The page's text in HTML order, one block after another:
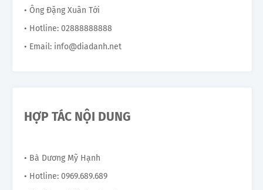
• Ông Đặng Xuân Tới
• Hotline: 02888888888
• Email: info@diadanh.net
HỢP TÁC NỘI DUNG
• Bà Dương Mỹ Hạnh
• Hotline: 0969.689.689